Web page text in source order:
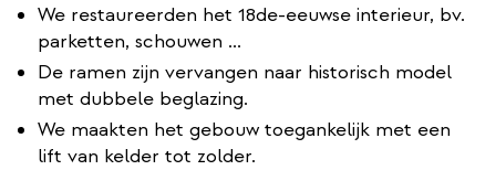
We restaureerden het 18de-eeuwse interieur, bv.
parketten, schouwen ...
De ramen zijn vervangen naar historisch model
met dubbele beglazing.
We maakten het gebouw toegankelijk met een
lift van kelder tot zolder.